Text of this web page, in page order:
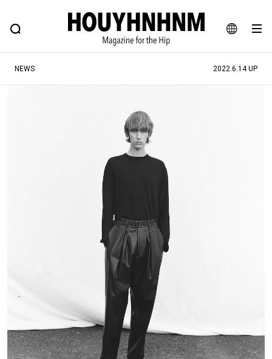
JA
EN
FEATURE BLOG SNAP
ヒップなファッション、カルチャー、ライフスタイルWEBマガジン
#憧れの逸品
#ESSENTIAL DESIGNS #古着サミット
#マイナーグッド図鑑
#路地裏てぃーん。 #MONTHLY JOURNAL
#フイナムのYouTube
#FOCUS IT #AH.H
#FASHION #MUSIC
#SNEAKER #OUTDOOR
#HANDSOME HANDBOOK
NEWS 2022.6.14 UP